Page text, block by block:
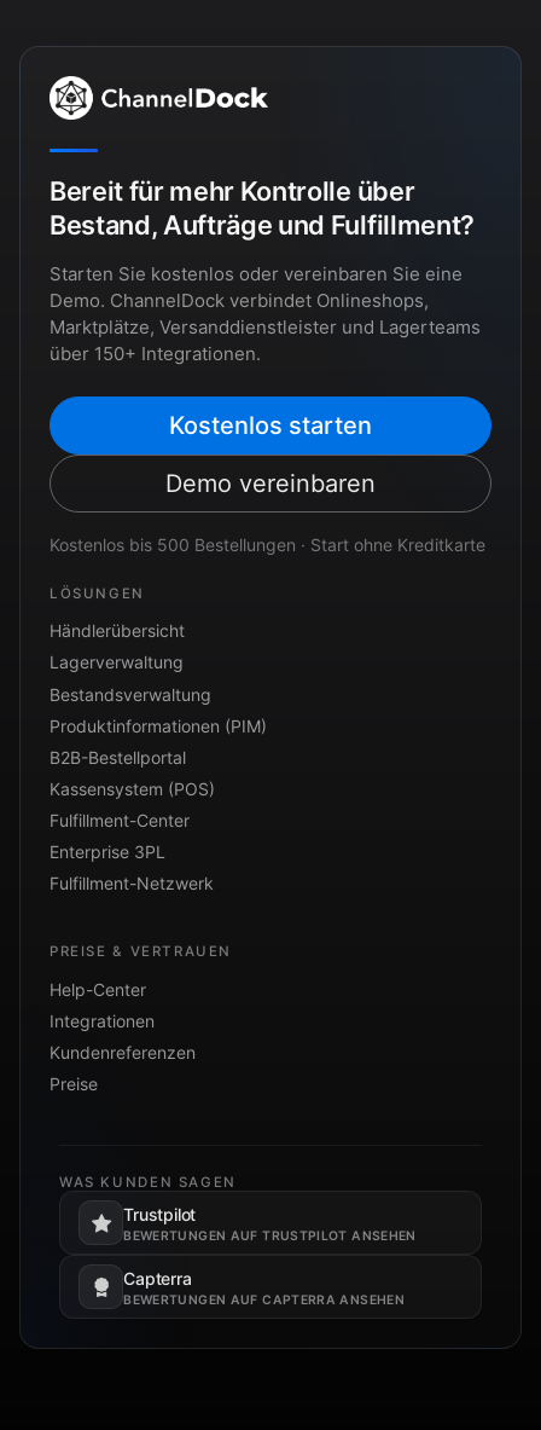
Bereit für mehr Kontrolle über
Bestand, Aufträge und Fulfillment?
Starten Sie kostenlos oder vereinbaren Sie eine
Demo. ChannelDock verbindet Onlineshops,
Marktplätze, Versanddienstleister und Lagerteams
über 150+ Integrationen.
Kostenlos starten
Demo vereinbaren
Kostenlos bis 500 Bestellungen · Start ohne Kreditkarte
LÖSUNGEN
Händlerübersicht
Lagerverwaltung
Bestandsverwaltung
Produktinformationen (PIM)
B2B-Bestellportal
Kassensystem (POS)
Fulfillment-Center
Enterprise 3PL
Fulfillment-Netzwerk
PREISE & VERTRAUEN
Help-Center
Integrationen
Kundenreferenzen
Preise
WAS KUNDEN SAGEN
Trustpilot
BEWERTUNGEN AUF TRUSTPILOT ANSEHEN
Öffnet in einem neuen Tab.
Capterra
BEWERTUNGEN AUF CAPTERRA ANSEHEN
Öffnet in einem neuen Tab.